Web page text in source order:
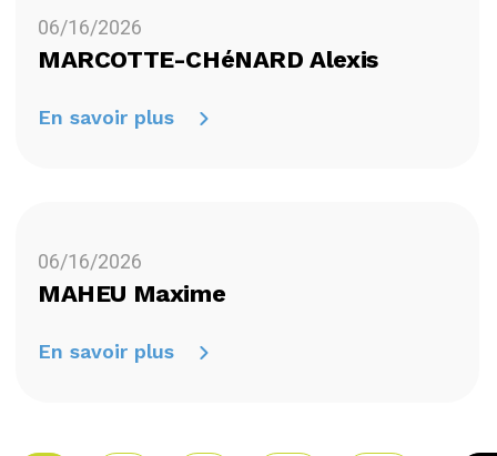
06/16/2026
MARCOTTE-CHéNARD Alexis
En savoir plus
06/16/2026
MAHEU Maxime
En savoir plus